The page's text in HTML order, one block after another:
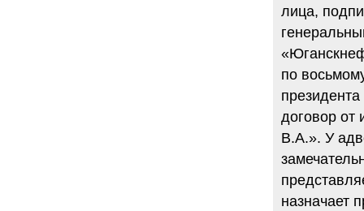
лица,
по
договор от
В.А.». У
назначает